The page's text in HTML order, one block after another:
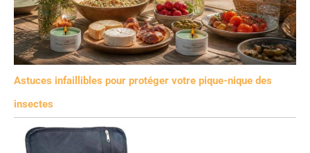
Astuces infaillibles pour protéger votre pique-nique des
insectes